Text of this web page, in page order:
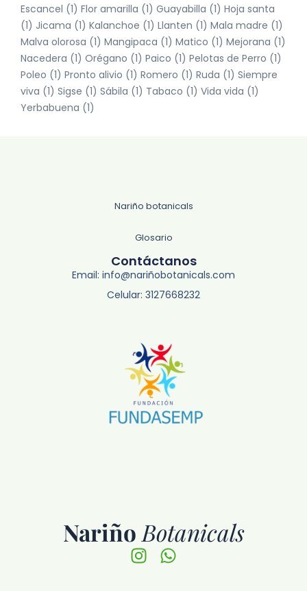
Escancel (1) Flor amarilla (1) Guayabilla (1) Hoja santa
(1) Jicama (1) Kalanchoe (1) Llanten (1) Mala madre (1)
Malva olorosa (1) Mangipaca (1) Matico (1) Mejorana (1)
Nacedera (1) Orégano (1) Paico (1) Pelotas de Perro (1)
Poleo (1) Pronto alivio (1) Romero (1) Ruda (1) Siempre
viva (1) Sigse (1) Sábila (1) Tabaco (1) Vida vida (1)
Yerbabuena (1)
Nariño Botanicals
Instagram
Whatsapp
Nariño botanicals
Glosario
Contáctanos
Email: info@nariñobotanicals.com
Celular: 3127668232